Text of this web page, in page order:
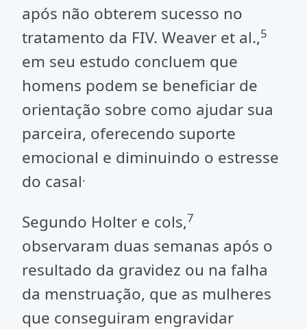
após não obterem sucesso no
tratamento da FIV. Weaver et al.,5
em seu estudo concluem que
homens podem se beneficiar de
orientação sobre como ajudar sua
parceira, oferecendo suporte
emocional e diminuindo o estresse
do casal.
Segundo Holter e cols,7
observaram duas semanas após o
resultado da gravidez ou na falha
da menstruação, que as mulheres
que conseguiram engravidar